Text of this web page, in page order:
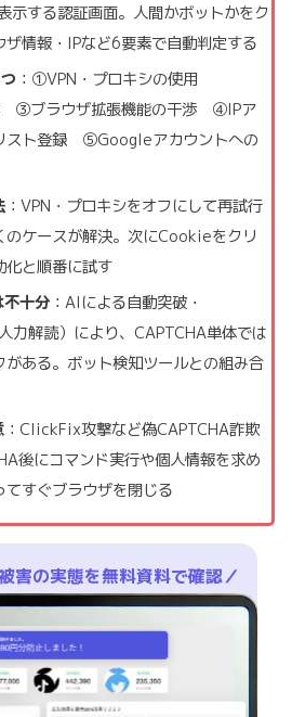
示する認証画面。人間かボットかをク
ザ情報・IPなど6要素で自動判定する
：①VPN・プロキシの使用
③ブラウザ拡張機能の干渉 ④IPア
スト登録 ⑤Googleアカウントへの
：VPN・プロキシをオフにして再試行
ケースが解決。次にCookieをクリ
化と順番に試す
十分：AIによる自動突破・
力解読）により、CAPTCHA単体では
がある。ボット検知ツールとの組み合
：ClickFix攻撃など偽CAPTCHA詐欺
後にコマンド実行や個人情報を求め
すぐブラウザを閉じる
害の実態を無料資料で確認／